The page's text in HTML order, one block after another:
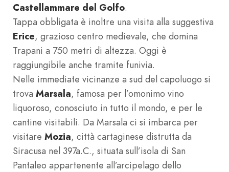
Castellammare del Golfo.
Tappa obbligata è inoltre una visita alla suggestiva
Erice, grazioso centro medievale, che domina
Trapani a 750 metri di altezza. Oggi è
raggiungibile anche tramite funivia.
Nelle immediate vicinanze a sud del capoluogo si
trova Marsala, famosa per l’omonimo vino
liquoroso, conosciuto in tutto il mondo, e per le
cantine visitabili. Da Marsala ci si imbarca per
visitare Mozia, città cartaginese distrutta da
Siracusa nel 397a.C., situata sull’isola di San
Pantaleo appartenente all’arcipelago dello